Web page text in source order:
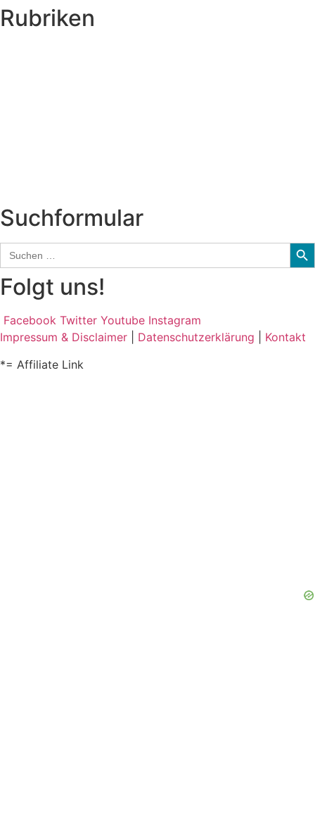
Rubriken
Suchformular
Search
for:
Folgt uns!
Facebook Twitter Youtube Instagram
Impressum & Disclaimer
Datenschutzerklärung
Kontakt
*= Affiliate Link